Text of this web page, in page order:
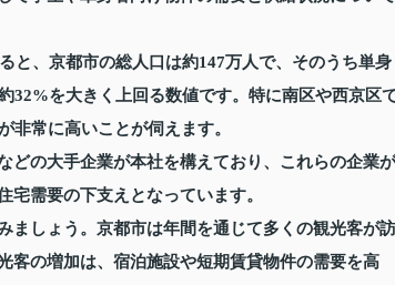
と、京都市の総人口は約147万人で、そのうち単身
32%を大きく上回る数値です。特に南区や西京区
非常に高いことが伺えます。
どの大手企業が本社を構えており、これらの企業が
需要の下支えとなっています。
ましょう。京都市は年間を通じて多くの観光客が訪
客の増加は、宿泊施設や短期賃貸物件の需要を高